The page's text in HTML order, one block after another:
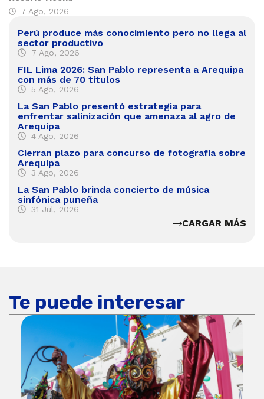
7 Ago, 2026
Perú produce más conocimiento pero no llega al
sector productivo
7 Ago, 2026
FIL Lima 2026: San Pablo representa a Arequipa
con más de 70 títulos
5 Ago, 2026
La San Pablo presentó estrategia para
enfrentar salinización que amenaza al agro de
Arequipa
4 Ago, 2026
Cierran plazo para concurso de fotografía sobre
Arequipa
3 Ago, 2026
La San Pablo brinda concierto de música
sinfónica puneña
31 Jul, 2026
CARGAR MÁS
Te puede interesar